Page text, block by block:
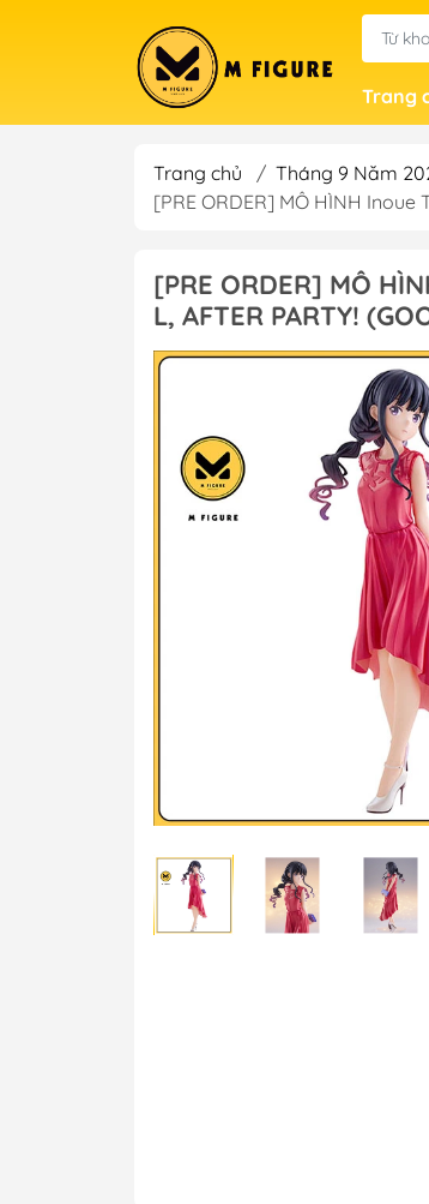
Trang
Trang chủ / Tháng 9 Năm
[PRE ORDER] MÔ HÌNH
[PRE ORDER] MÔ
L, AFTER PARTY!